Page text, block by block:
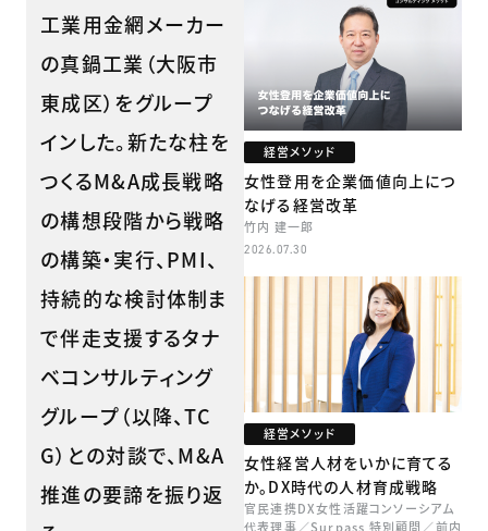
工業用金網メーカー
の真鍋工業（大阪市
東成区）をグループ
インした。新たな柱を
つくるM&A成長戦略
の構想段階から戦略
の構築・実行、PMI、
持続的な検討体制ま
で伴走支援するタナ
ベコンサルティング
グループ（以降、TC
G）との対談で、M&A
推進の要諦を振り返
経営メソッド
女性登用を企業価値向上につ
なげる経営改革
竹内 建一郎
2026.07.30
経営メソッド
女性経営人材をいかに育てる
か。DX時代の人材育成戦略
官民連携DX女性活躍コンソーシアム
代表理事／Surpass 特別顧問／前内